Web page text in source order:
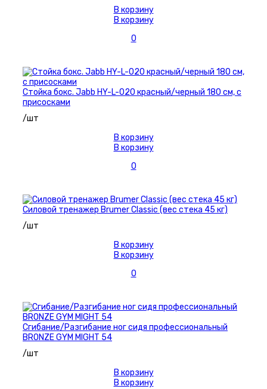
В корзину
В корзину
0
Стойка бокс. Jabb HY-L-020 красный/черный 180 см, с
присосками
/шт
В корзину
В корзину
0
Силовой тренажер Brumer Classic (вес стека 45 кг)
/шт
В корзину
В корзину
0
Сгибание/Разгибание ног сидя профессиональный
BRONZE GYM MIGHT 54
/шт
В корзину
В корзину